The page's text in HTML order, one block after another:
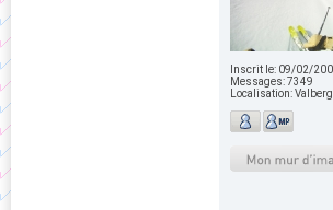
Inscrit le: 09/02/
Messages:7349
Localisation:Valberg